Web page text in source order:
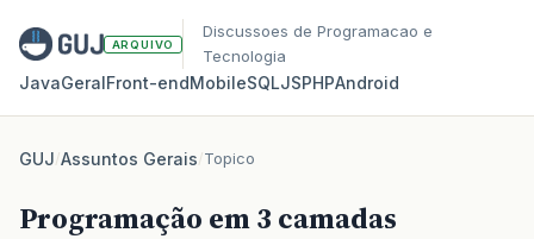
ARQUIVO
Discussoes de Programacao e
Tecnologia
JavaGeralFront‑endMobileSQLJSPHPAndroid
GUJ/Assuntos Gerais/Topico
Programação em 3 camadas